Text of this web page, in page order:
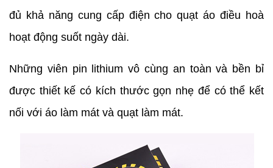
đủ khả năng cung cấp điện cho quạt áo điều hoà
hoạt động suốt ngày dài.
Những viên pin lithium vô cùng an toàn và bền bỉ
được thiết kế có kích thước gọn nhẹ để có thể kết
nối với áo làm mát và quạt làm mát.